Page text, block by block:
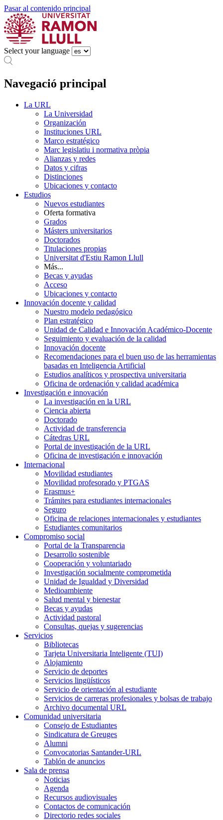
Pasar al contenido principal
Select your language
Navegació principal
La URL
La Universidad
Organización
Instituciones URL
Marco estratégico
Marc legislatiu i normativa pròpia
Alianzas y redes
Datos y cifras
Distinciones
Ubicaciones y contacto
Estudios
Nuevos estudiantes
Oferta formativa
Grados
Másters universitarios
Doctorados
Titulaciones propias
Universitat d'Estiu Ramon Llull
Más...
Becas y ayudas
Acceso
Ubicaciones y contacto
Innovación docente y calidad
Nuestro modelo pedagógico
Plan estratégico
Unidad de Calidad e Innovación Académico-Docente
Seguimiento y evaluación de la calidad
Innovación docente
Recomendaciones para el buen uso de las herramientas
basadas en Inteligencia Artificial
Estudios analíticos y prospectiva universitaria
Oficina de ordenación y calidad académica
Investigación e innovación
La investigación en la URL
Ciencia abierta
Doctorado
Actividad de transferencia
Cátedras URL
Portal de investigación de la URL
Oficina de investigación e innovación
Internacional
Movilidad estudiantes
Movilidad profesorado y PTGAS
Erasmus+
Trámites para estudiantes internacionales
Seguro
Oficina de relaciones internacionales y estudiantes
Estudiantes comunitarios
Compromiso social
Portal de la Transparencia
Desarrollo sostenible
Cooperación y voluntariado
Investigación socialmente comprometida
Unidad de Igualdad y Diversidad
Medioambiente
Salud mental y bienestar
Becas y ayudas
Actividad pastoral
Consultas, quejas y sugerencias
Servicios
Bibliotecas
Tarjeta Universitaria Inteligente (TUI)
Alojamiento
Servicio de deportes
Servicios lingüísticos
Servicio de orientación al estudiante
Servicios de carreras profesionales y bolsas de trabajo
Archivo documental URL
Comunidad universitaria
Consejo de Estudiantes
Sindicatura de Greuges
Alumni
Convocatorias Santander-URL
Tablón de anuncios
Sala de prensa
Noticias
Agenda
Recursos audiovisuales
Contactos de comunicación
Directorio redes sociales